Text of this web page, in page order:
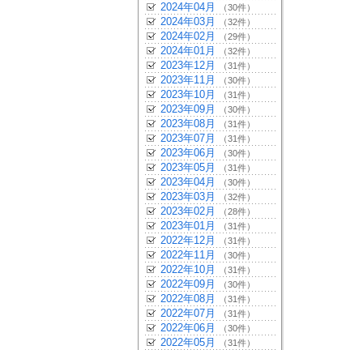
2024年04月 （30件）
2024年03月 （32件）
2024年02月 （29件）
2024年01月 （32件）
2023年12月 （31件）
2023年11月 （30件）
2023年10月 （31件）
2023年09月 （30件）
2023年08月 （31件）
2023年07月 （31件）
2023年06月 （30件）
2023年05月 （31件）
2023年04月 （30件）
2023年03月 （32件）
2023年02月 （28件）
2023年01月 （31件）
2022年12月 （31件）
2022年11月 （30件）
2022年10月 （31件）
2022年09月 （30件）
2022年08月 （31件）
2022年07月 （31件）
2022年06月 （30件）
2022年05月 （31件）